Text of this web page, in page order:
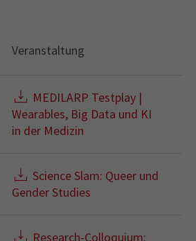
Veranstaltung
MEDILARP Testplay |
Wearables, Big Data und KI
in der Medizin
Science Slam: Queer und
Gender Studies
Research-Colloquium: